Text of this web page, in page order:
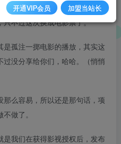
的玩法了，跟之前给大家推荐的
只不过这次换成电影票了。
是孤注一掷电影的播放，其实这
没分享给你们，哈哈。（悄悄
那么容易，所以还是那句话，项
做了。
是我们在获得影视授权后，发布
开通VIP会员 加盟当站长